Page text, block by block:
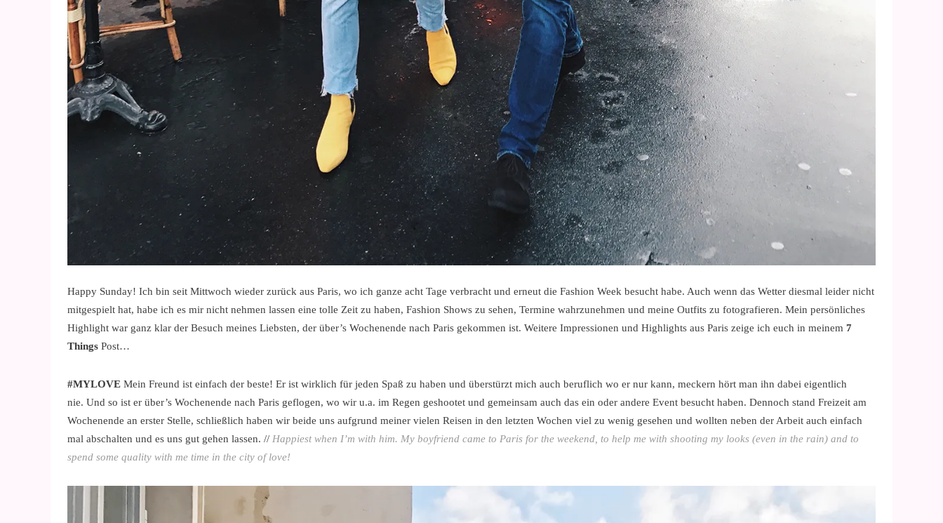
Happy Sunday! Ich bin seit Mittwoch wieder zurück aus Paris, wo ich ganze acht Tage verbracht und erneut die Fashion Week besucht habe. Auch wenn das Wetter diesmal leider nicht
mitgespielt hat, habe ich es mir nicht nehmen lassen eine tolle Zeit zu haben, Fashion Shows zu sehen, Termine wahrzunehmen und meine Outfits zu fotografieren. Mein persönliches
Highlight war ganz klar der Besuch meines Liebsten, der über’s Wochenende nach Paris gekommen ist. Weitere Impressionen und Highlights aus Paris zeige ich euch in meinem 7
Things Post…
#MYLOVE Mein Freund ist einfach der beste! Er ist wirklich für jeden Spaß zu haben und überstürzt mich auch beruflich wo er nur kann, meckern hört man ihn dabei eigentlich
nie. Und so ist er über’s Wochenende nach Paris geflogen, wo wir u.a. im Regen geshootet und gemeinsam auch das ein oder andere Event besucht haben. Dennoch stand Freizeit am
Wochenende an erster Stelle, schließlich haben wir beide uns aufgrund meiner vielen Reisen in den letzten Wochen viel zu wenig gesehen und wollten neben der Arbeit auch einfach
mal abschalten und es uns gut gehen lassen. // Happiest when I’m with him. My boyfriend came to Paris for the weekend, to help me with shooting my looks (even in the rain) and to
spend some quality with me time in the city of love!